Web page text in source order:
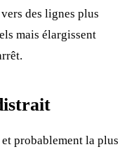
des lignes plus
mais élargissent
probablement la plus